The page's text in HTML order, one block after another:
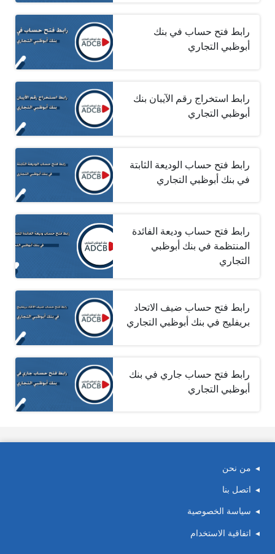
رابط فتح حساب في بنك
أبوظبي التجاري
رابط استخراج رقم الآيبان بنك
أبوظبي التجاري
رابط فتح حساب الوديعة الثابتة
في بنك أبوظبي التجاري
رابط فتح حساب وديعة الفائدة
المنتظمة في بنك أبوظبي
التجاري
رابط فتح حساب ضيف الاتحاد
بريفليج في بنك أبوظبي التجاري
رابط فتح حساب جاري في بنك
أبوظبي التجاري
من نحن
اتصل بنا
سياسة الخصوصية
اتفاقية الاستخدام